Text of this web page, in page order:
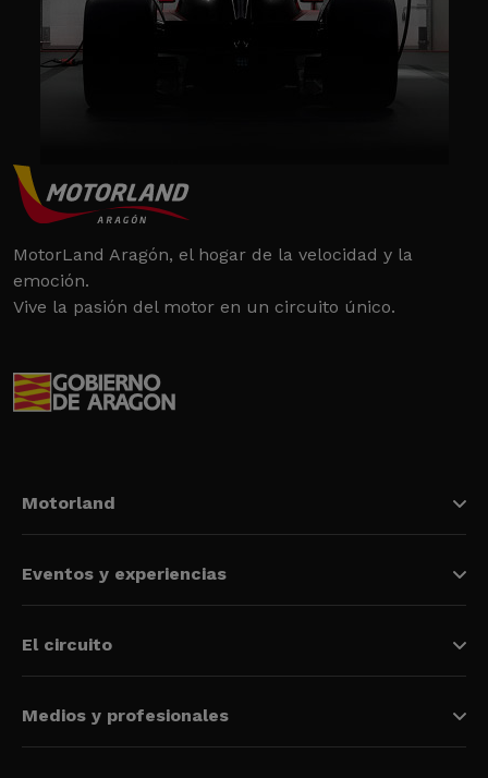
MotorLand Aragón, el hogar de la velocidad y la
emoción.
Vive la pasión del motor en un circuito único.
Motorland
Eventos y experiencias
El circuito
Medios y profesionales